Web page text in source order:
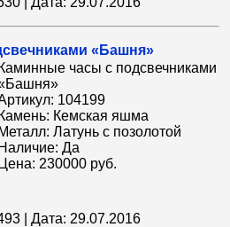
«Башня»
Каминные часы с подсвечниками
104199
Камень: Кемская яшма
Металл: Латунь с позолотой
Наличие: Да
Цена: 230000 руб.
Дата: 29.07.2016